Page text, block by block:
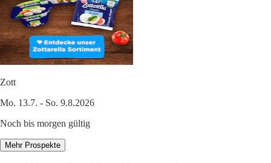
Zott
Mo. 13.7. - So. 9.8.2026
Noch bis morgen gültig
Mehr Prospekte